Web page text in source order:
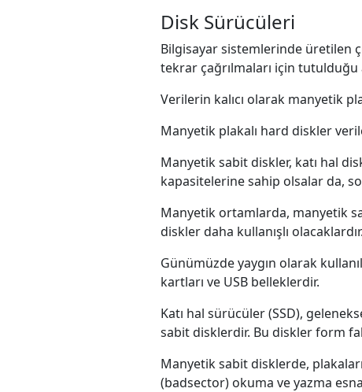
Disk Sürücüleri
Bilgisayar sistemlerinde üretilen
tekrar çağrılmaları için tutulduğu
Verilerin kalıcı olarak manyetik
Manyetik plakalı hard diskler
Manyetik sabit diskler, katı hal
kapasitelerine sahip olsalar da,
Manyetik ortamlarda, manyetik
diskler daha kullanışlı olacaklardır.
Günümüzde yaygın olarak
kartları ve USB belleklerdir.
Katı hal sürücüler (SSD),
sabit disklerdir. Bu diskler form
Manyetik sabit disklerde,
(badsector) okuma ve yazma